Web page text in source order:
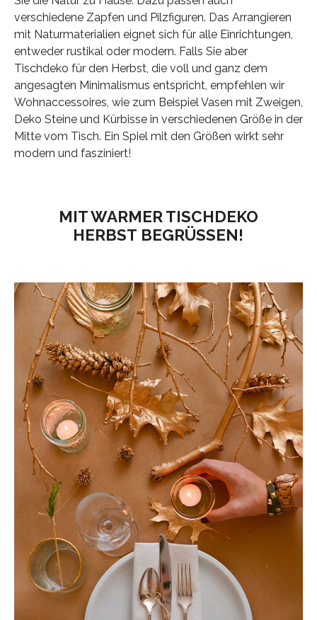
verschiedene Zapfen und Pilzfiguren. Das Arrangieren
mit Naturmaterialien eignet sich für alle Einrichtungen,
entweder rustikal oder modern. Falls Sie aber
Tischdeko für den Herbst, die voll und ganz dem
angesagten Minimalismus entspricht, empfehlen wir
Wohnaccessoires, wie zum Beispiel Vasen mit Zweigen,
Deko Steine und Kürbisse in verschiedenen Größe in der
Mitte vom Tisch. Ein Spiel mit den Größen wirkt sehr
modern und fasziniert!
MIT WARMER TISCHDEKO
HERBST BEGRÜSSEN!